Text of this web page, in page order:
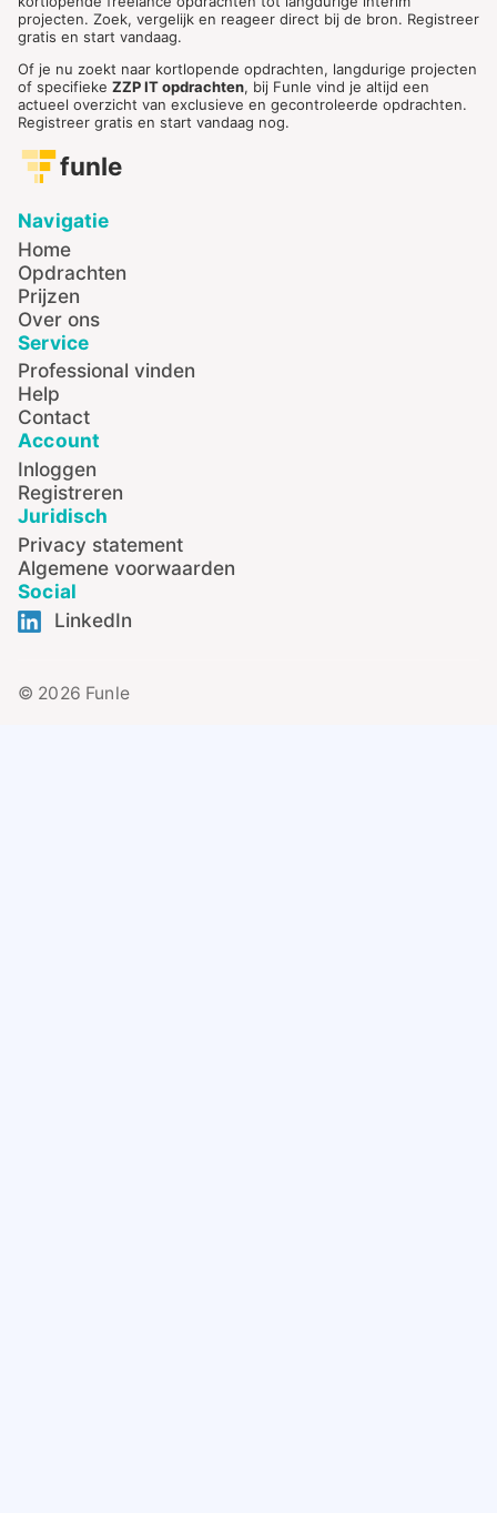
projecten. Zoek, vergelijk en reageer direct bij de bron. Registreer
gratis en start vandaag.
Of je nu zoekt naar kortlopende opdrachten, langdurige projecten
of specifieke ZZP IT opdrachten, bij Funle vind je altijd een
actueel overzicht van exclusieve en gecontroleerde opdrachten.
Registreer gratis en start vandaag nog.
funle
Navigatie
Home
Opdrachten
Prijzen
Over ons
Service
Professional vinden
Help
Contact
Account
Inloggen
Registreren
Juridisch
Privacy statement
Algemene voorwaarden
Social
LinkedIn
© 2026 Funle